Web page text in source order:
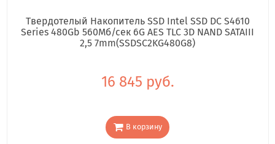
Твердотелый Накопитель SSD Intel SSD DC S4610
Series 480Gb 560Мб/сек 6G AES TLC 3D NAND SATAIII
2,5 7mm(SSDSC2KG480G8)
16 845 руб.
В корзину